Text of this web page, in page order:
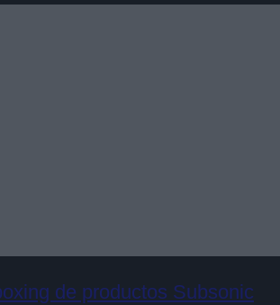
de productos Subsonic